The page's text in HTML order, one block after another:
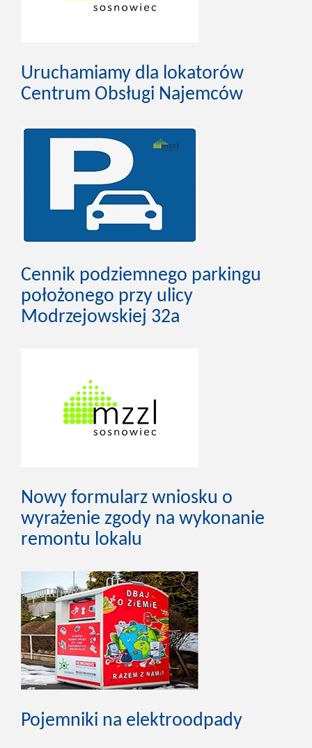
Uruchamiamy dla lokatorów
Centrum Obsługi Najemców
Cennik podziemnego parkingu
położonego przy ulicy
Modrzejowskiej 32a
Nowy formularz wniosku o
wyrażenie zgody na wykonanie
remontu lokalu
Pojemniki na elektroodpady